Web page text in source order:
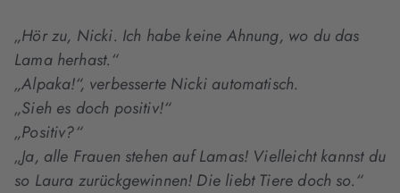
„Hör zu, Nicki. Ich habe keine Ahnung, wo du das
Lama herhast.“
„Alpaka!“, verbesserte Nicki automatisch.
„Sieh es doch positiv!“
„Positiv?“
„Ja, alle Frauen stehen auf Lamas! Vielleicht kannst du
so Laura zurückgewinnen! Die liebt Tiere doch so.“